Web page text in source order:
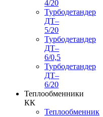
4/20
Турбодетандер
ДТ–
5/20
Турбодетандер
ДТ–
6/0,5
Турбодетандер
ДТ–
6/20
Теплообменники
КК
Теплообменник